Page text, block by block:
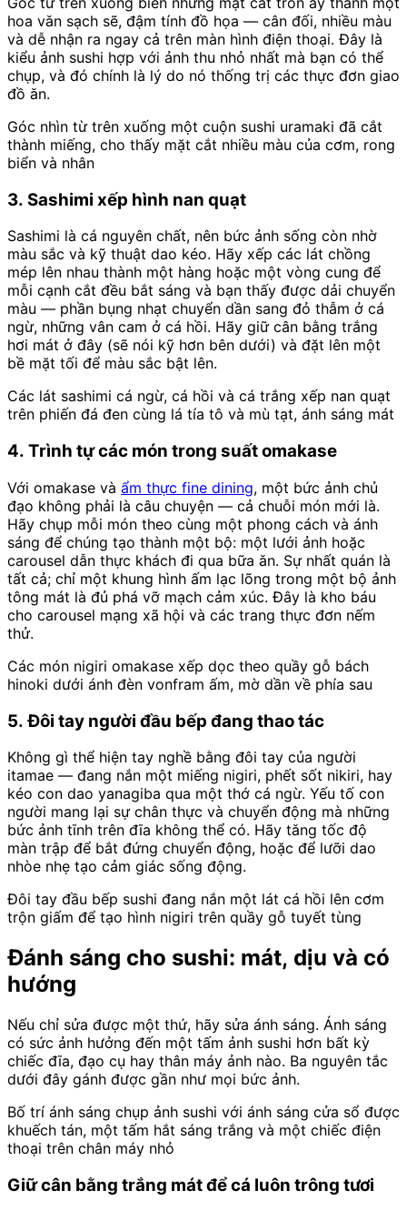
hoa văn sạch sẽ, đậm tính đồ họa — cân đối, nhiều màu
và dễ nhận ra ngay cả trên màn hình điện thoại. Đây là
kiểu ảnh sushi hợp với ảnh thu nhỏ nhất mà bạn có thể
chụp, và đó chính là lý do nó thống trị các thực đơn giao
đồ ăn.
Góc nhìn từ trên xuống một cuộn sushi uramaki đã cắt
thành miếng, cho thấy mặt cắt nhiều màu của cơm, rong
biển và nhân
3. Sashimi xếp hình nan quạt
Sashimi là cá nguyên chất, nên bức ảnh sống còn nhờ
màu sắc và kỹ thuật dao kéo. Hãy xếp các lát chồng
mép lên nhau thành một hàng hoặc một vòng cung để
mỗi cạnh cắt đều bắt sáng và bạn thấy được dải chuyển
màu — phần bụng nhạt chuyển dần sang đỏ thẫm ở cá
ngừ, những vân cam ở cá hồi. Hãy giữ cân bằng trắng
hơi mát ở đây (sẽ nói kỹ hơn bên dưới) và đặt lên một
bề mặt tối để màu sắc bật lên.
Các lát sashimi cá ngừ, cá hồi và cá trắng xếp nan quạt
trên phiến đá đen cùng lá tía tô và mù tạt, ánh sáng mát
4. Trình tự các món trong suất omakase
Với omakase và ẩm thực fine dining, một bức ảnh chủ
đạo không phải là câu chuyện — cả chuỗi món mới là.
Hãy chụp mỗi món theo cùng một phong cách và ánh
sáng để chúng tạo thành một bộ: một lưới ảnh hoặc
carousel dẫn thực khách đi qua bữa ăn. Sự nhất quán là
tất cả; chỉ một khung hình ấm lạc lõng trong một bộ ảnh
tông mát là đủ phá vỡ mạch cảm xúc. Đây là kho báu
cho carousel mạng xã hội và các trang thực đơn nếm
thử.
Các món nigiri omakase xếp dọc theo quầy gỗ bách
hinoki dưới ánh đèn vonfram ấm, mờ dần về phía sau
5. Đôi tay người đầu bếp đang thao tác
Không gì thể hiện tay nghề bằng đôi tay của người
itamae — đang nắn một miếng nigiri, phết sốt nikiri, hay
kéo con dao yanagiba qua một thớ cá ngừ. Yếu tố con
người mang lại sự chân thực và chuyển động mà những
bức ảnh tĩnh trên đĩa không thể có. Hãy tăng tốc độ
màn trập để bắt đứng chuyển động, hoặc để lưỡi dao
nhòe nhẹ tạo cảm giác sống động.
Đôi tay đầu bếp sushi đang nắn một lát cá hồi lên cơm
trộn giấm để tạo hình nigiri trên quầy gỗ tuyết tùng
Đánh sáng cho sushi: mát, dịu và có
hướng
Nếu chỉ sửa được một thứ, hãy sửa ánh sáng. Ánh sáng
có sức ảnh hưởng đến một tấm ảnh sushi hơn bất kỳ
chiếc đĩa, đạo cụ hay thân máy ảnh nào. Ba nguyên tắc
dưới đây gánh được gần như mọi bức ảnh.
Bố trí ánh sáng chụp ảnh sushi với ánh sáng cửa sổ được
khuếch tán, một tấm hắt sáng trắng và một chiếc điện
thoại trên chân máy nhỏ
Giữ cân bằng trắng mát để cá luôn trông tươi